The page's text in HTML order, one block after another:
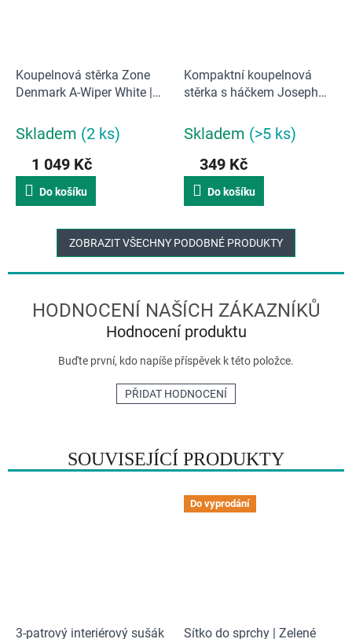
SOUVISEJÍCÍ PRODUKTY
3-patrový interiérový sušák
Do vyprodání
Sítko do sprchy | Zelené
Koupelnová stěrka Zone
Denmark A-Wiper White |
Skladem (2 ks)
1 049 Kč
Do košíku
Kompaktní koupelnová
stěrka s háčkem Joseph
Skladem (>5 ks)
349 Kč
Do košíku
ZOBRAZIT VŠECHNY PODOBNÉ PRODUKTY
Hodnocení produktu
Buďte první, kdo napíše příspěvek k této položce.
PŘIDAT HODNOCENÍ